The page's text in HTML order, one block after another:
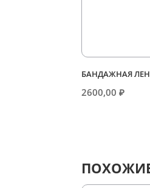
БАНДАЖНАЯ
2600,00₽